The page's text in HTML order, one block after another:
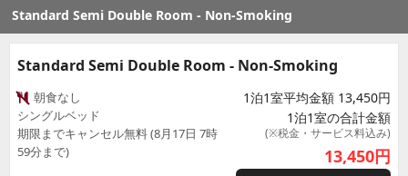
Standard Semi Double Room - Non-Smoking
Standard Semi Double Room - Non-Smoking
朝食なし
シングルベッド
期限までキャンセル無料 (8月17日 7時
59分まで)
1泊1室平均金額 13,450円
1泊1室の合計金額
(※税金・サービス料込み)
13,450円